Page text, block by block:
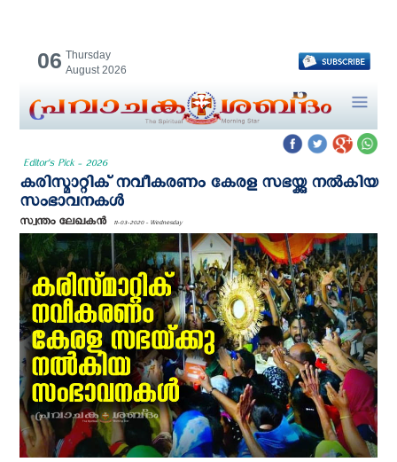
06 Thursday
August 2026
Editor's Pick - 2026
കരിസ്മാറ്റിക് നവീകരണം കേരള സഭയ്ക്കു നൽകിയ
സംഭാവനകൾ
സ്വന്തം ലേഖകന്‍ 11-03-2020 - Wednesday